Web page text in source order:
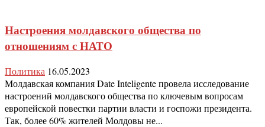
Настроения молдавского общества по
отношениям с НАТО
Политика 16.05.2023
Молдавская компания Date Inteligente провела исследование
настроений молдавского общества по ключевым вопросам
европейской повестки партии власти и госпожи президента.
Так, более 60% жителей Молдовы не...